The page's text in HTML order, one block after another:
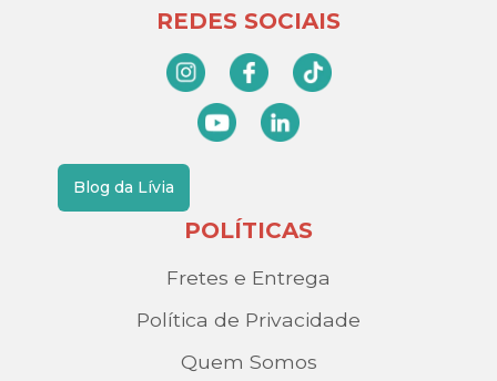
REDES SOCIAIS
Blog da Lívia
POLÍTICAS
Fretes e Entrega
Política de Privacidade
Quem Somos